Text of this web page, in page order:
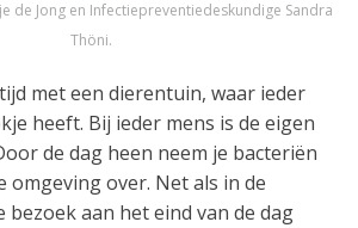
de Jong en Infectiepreventiedeskundige Sandra
Thöni.
met een dierentuin, waar ieder
heeft. Bij ieder mens is de eigen
de dag heen neem je bacteriën
omgeving over. Net als in de
aan het eind van de dag